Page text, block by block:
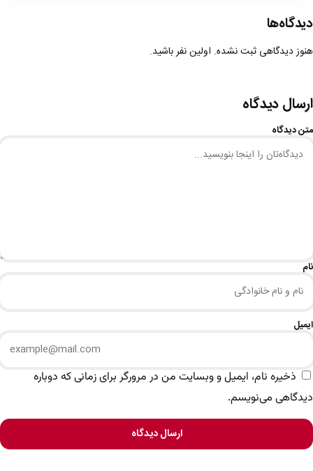
دیدگاه‌ها
هنوز دیدگاهی ثبت نشده. اولین نفر باشید.
ارسال دیدگاه
متن دیدگاه
نام
ایمیل
ذخیره نام، ایمیل و وبسایت من در مرورگر برای زمانی که دوباره
دیدگاهی می‌نویسم.
ارسال دیدگاه